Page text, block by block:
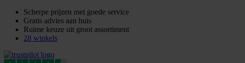
Scherpe prijzen met goede service
Gratis advies aan huis
Ruime keuze uit groot assortiment
28 winkels